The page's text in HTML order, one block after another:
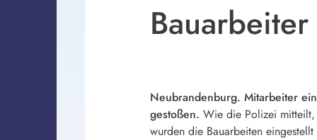
Neubrandenburg. Mitarbeiter
gestoßen. Wie die Polizei
wurden die Bauarbeiten